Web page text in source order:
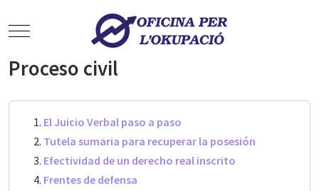
Mobile Menu Toggle
Proceso civil
El Juicio Verbal paso a paso
Tutela sumaria para recuperar la posesión
Efectividad de un derecho real inscrito
Frentes de defensa